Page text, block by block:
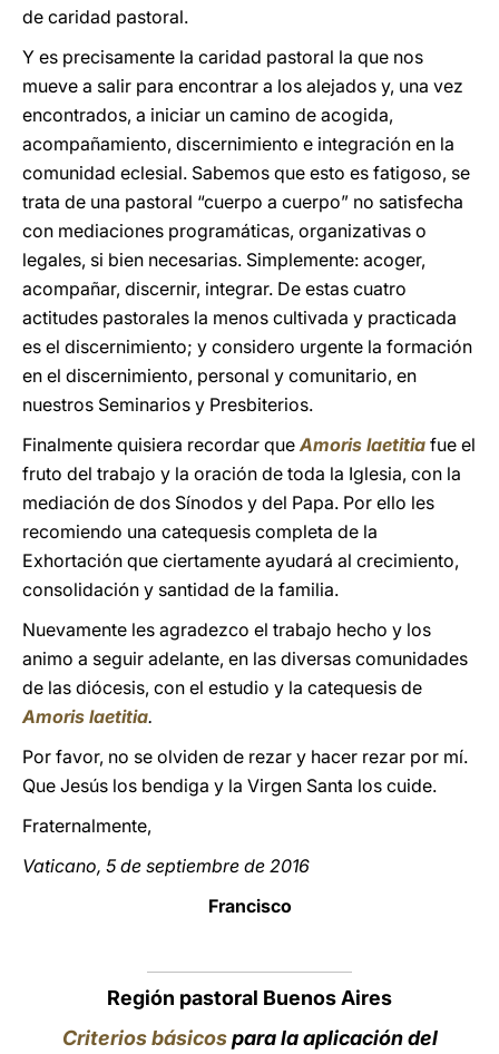
de caridad pastoral.
Y es precisamente la caridad pastoral la que nos
mueve a salir para encontrar a los alejados y, una vez
encontrados, a iniciar un camino de acogida,
acompañamiento, discernimiento e integración en la
comunidad eclesial. Sabemos que esto es fatigoso, se
trata de una pastoral “cuerpo a cuerpo” no satisfecha
con mediaciones programáticas, organizativas o
legales, si bien necesarias. Simplemente: acoger,
acompañar, discernir, integrar. De estas cuatro
actitudes pastorales la menos cultivada y practicada
es el discernimiento; y considero urgente la formación
en el discernimiento, personal y comunitario, en
nuestros Seminarios y Presbiterios.
Finalmente quisiera recordar queAmoris laetitia fue el
fruto del trabajo y la oración de toda la Iglesia, con la
mediación de dos Sínodos y del Papa. Por ello les
recomiendo una catequesis completa de la
Exhortación que ciertamente ayudará al crecimiento,
consolidación y santidad de la familia.
Nuevamente les agradezco el trabajo hecho y los
animo a seguir adelante, en las diversas comunidades
de las diócesis, con el estudio y la catequesis de
Amoris laetitia.
Por favor, no se olviden de rezar y hacer rezar por mí.
Que Jesús los bendiga y la Virgen Santa los cuide.
Fraternalmente,
Vaticano, 5 de septiembre de 2016
Francisco
Región pastoral Buenos Aires
Criterios básicospara la aplicación del